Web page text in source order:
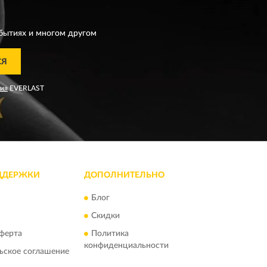
и многом другом
EVERLAST
соглашение
ДОПОЛНИТЕЛЬНО
Блог
Скидки
Политика
конфиденциальности